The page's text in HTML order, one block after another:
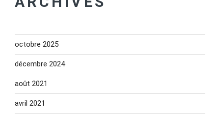
octobre 2025
décembre 2024
août 2021
avril 2021